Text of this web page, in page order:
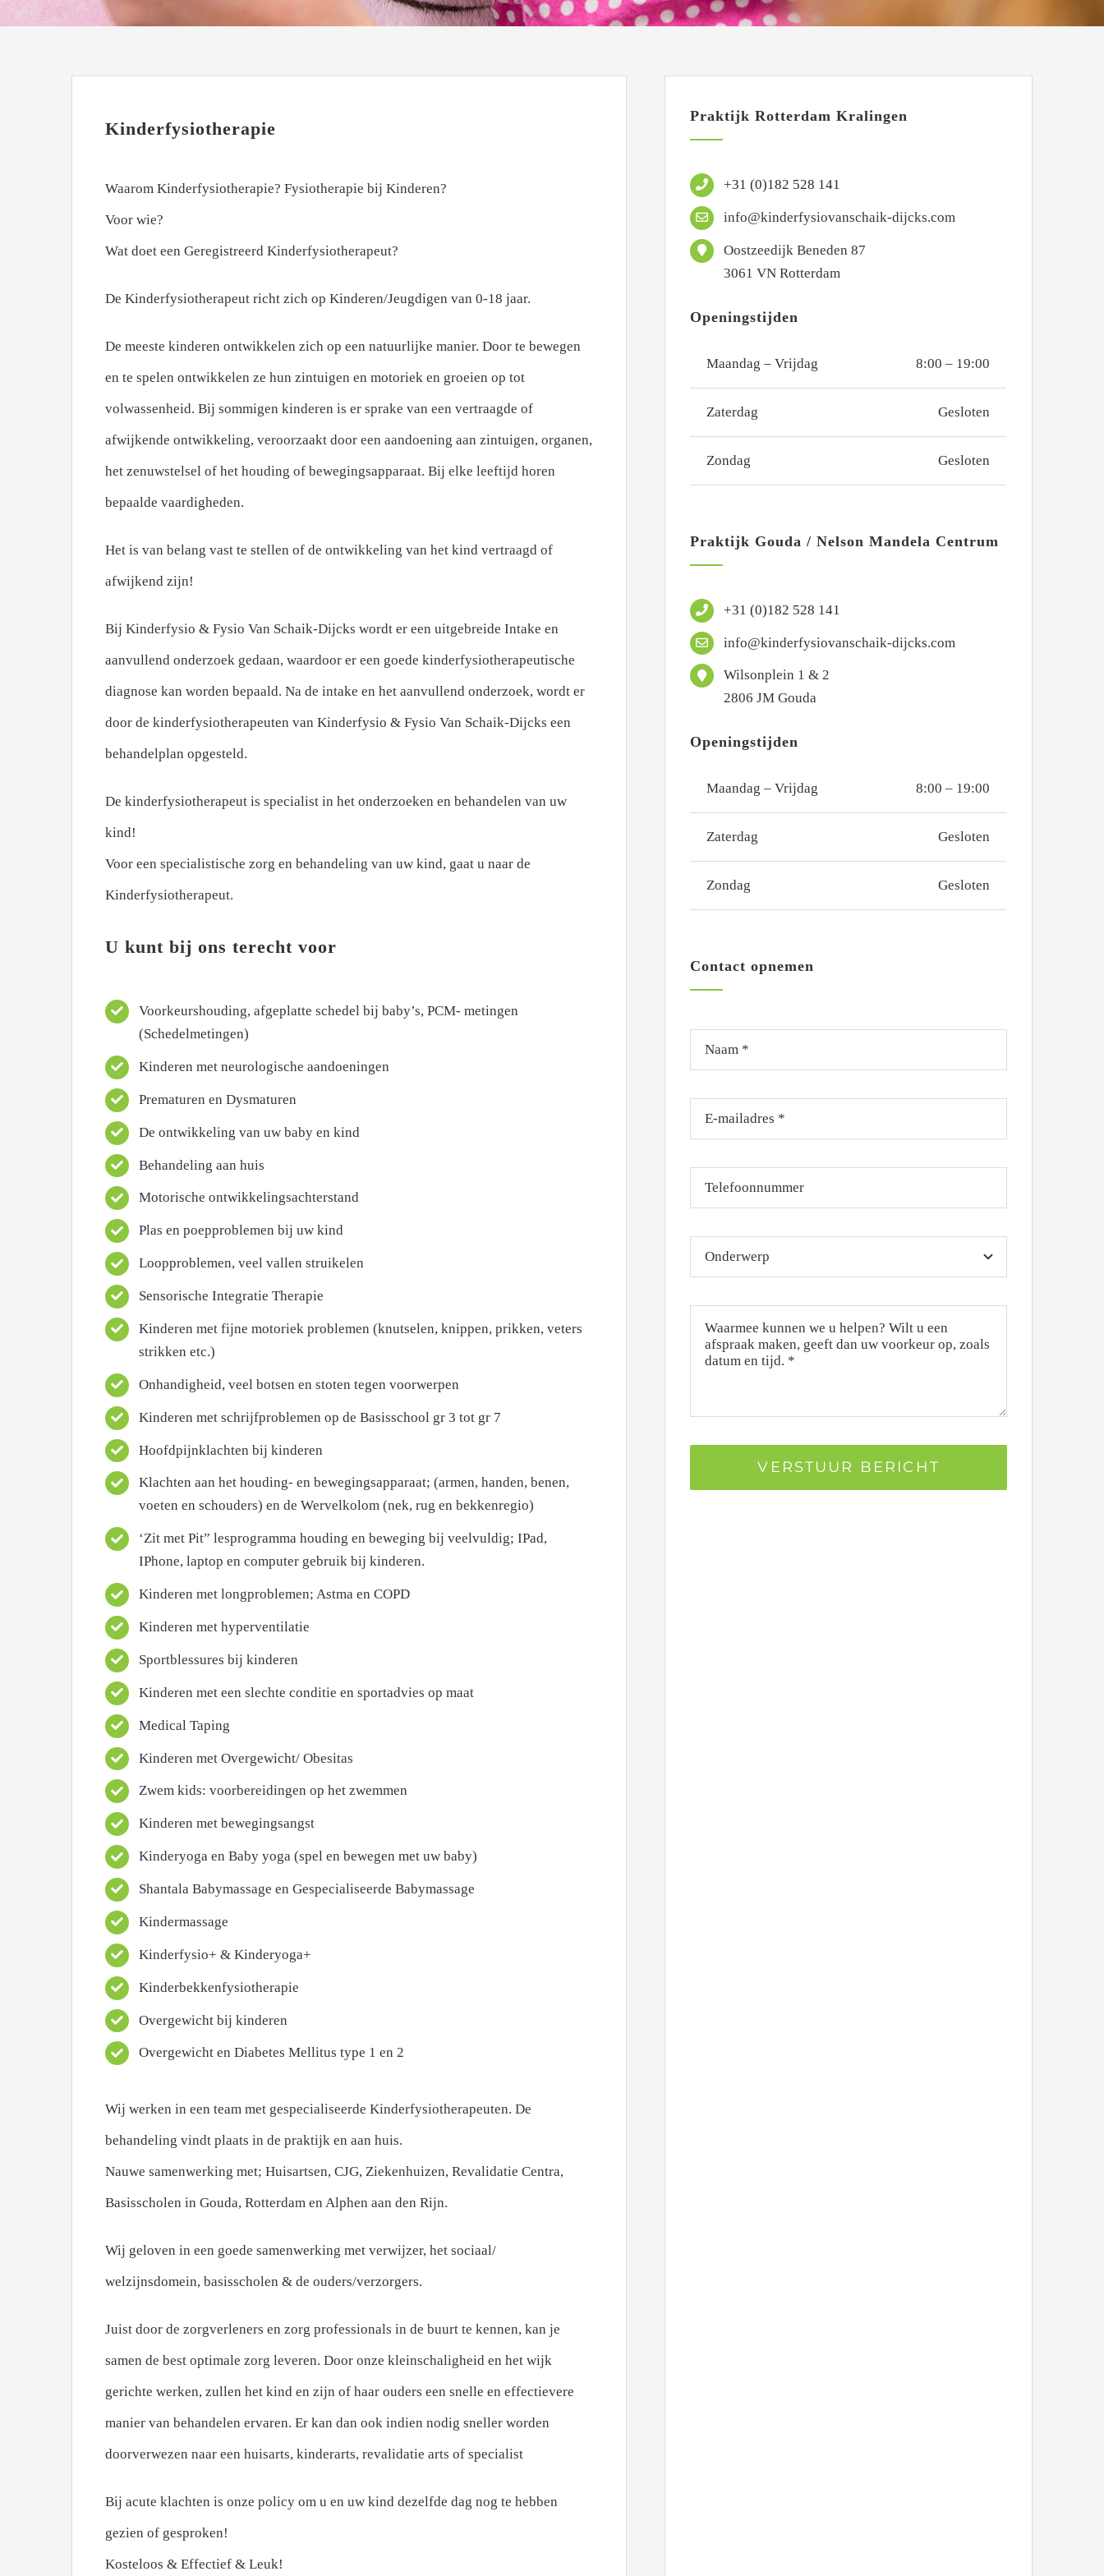
Kinderfysiotherapie
Waarom Kinderfysiotherapie? Fysiotherapie bij Kinderen?
Voor wie?
Wat doet een Geregistreerd Kinderfysiotherapeut?
De Kinderfysiotherapeut richt zich op Kinderen/Jeugdigen van 0-18 jaar.
De meeste kinderen ontwikkelen zich op een natuurlijke manier. Door te bewegen
en te spelen ontwikkelen ze hun zintuigen en motoriek en groeien op tot
volwassenheid. Bij sommigen kinderen is er sprake van een vertraagde of
afwijkende ontwikkeling, veroorzaakt door een aandoening aan zintuigen, organen,
het zenuwstelsel of het houding of bewegingsapparaat. Bij elke leeftijd horen
bepaalde vaardigheden.
Het is van belang vast te stellen of de ontwikkeling van het kind vertraagd of
afwijkend zijn!
Bij Kinderfysio & Fysio Van Schaik-Dijcks wordt er een uitgebreide Intake en
aanvullend onderzoek gedaan, waardoor er een goede kinderfysiotherapeutische
diagnose kan worden bepaald. Na de intake en het aanvullend onderzoek, wordt er
door de kinderfysiotherapeuten van Kinderfysio & Fysio Van Schaik-Dijcks een
behandelplan opgesteld.
De kinderfysiotherapeut is specialist in het onderzoeken en behandelen van uw
kind!
Voor een specialistische zorg en behandeling van uw kind, gaat u naar de
Kinderfysiotherapeut.
U kunt bij ons terecht voor
Voorkeurshouding, afgeplatte schedel bij baby’s, PCM- metingen
(Schedelmetingen)
Kinderen met neurologische aandoeningen
Prematuren en Dysmaturen
De ontwikkeling van uw baby en kind
Behandeling aan huis
Motorische ontwikkelingsachterstand
Plas en poepproblemen bij uw kind
Loopproblemen, veel vallen struikelen
Sensorische Integratie Therapie
Kinderen met fijne motoriek problemen (knutselen, knippen, prikken, veters
strikken etc.)
Onhandigheid, veel botsen en stoten tegen voorwerpen
Kinderen met schrijfproblemen op de Basisschool gr 3 tot gr 7
Hoofdpijnklachten bij kinderen
Klachten aan het houding- en bewegingsapparaat; (armen, handen, benen,
voeten en schouders) en de Wervelkolom (nek, rug en bekkenregio)
‘Zit met Pit” lesprogramma houding en beweging bij veelvuldig; IPad,
IPhone, laptop en computer gebruik bij kinderen.
Kinderen met longproblemen; Astma en COPD
Kinderen met hyperventilatie
Sportblessures bij kinderen
Kinderen met een slechte conditie en sportadvies op maat
Medical Taping
Kinderen met Overgewicht/ Obesitas
Zwem kids: voorbereidingen op het zwemmen
Kinderen met bewegingsangst
Kinderyoga en Baby yoga (spel en bewegen met uw baby)
Shantala Babymassage en Gespecialiseerde Babymassage
Kindermassage
Kinderfysio+ & Kinderyoga+
Kinderbekkenfysiotherapie
Overgewicht bij kinderen
Overgewicht en Diabetes Mellitus type 1 en 2
Wij werken in een team met gespecialiseerde Kinderfysiotherapeuten. De
behandeling vindt plaats in de praktijk en aan huis.
Nauwe samenwerking met; Huisartsen, CJG, Ziekenhuizen, Revalidatie Centra,
Basisscholen in Gouda, Rotterdam en Alphen aan den Rijn.
Wij geloven in een goede samenwerking met verwijzer, het sociaal/
welzijnsdomein, basisscholen & de ouders/verzorgers.
Juist door de zorgverleners en zorg professionals in de buurt te kennen, kan je
samen de best optimale zorg leveren. Door onze kleinschaligheid en het wijk
gerichte werken, zullen het kind en zijn of haar ouders een snelle en effectievere
manier van behandelen ervaren. Er kan dan ook indien nodig sneller worden
doorverwezen naar een huisarts, kinderarts, revalidatie arts of specialist
Bij acute klachten is onze policy om u en uw kind dezelfde dag nog te hebben
gezien of gesproken!
Kosteloos & Effectief & Leuk!
Praktijk Rotterdam Kralingen
+31 (0)182 528 141
info@kinderfysiovanschaik-dijcks.com
Oostzeedijk Beneden 87
3061 VN Rotterdam
Openingstijden
Maandag – Vrijdag 8:00 – 19:00
Zaterdag Gesloten
Zondag Gesloten
Praktijk Gouda / Nelson Mandela Centrum
+31 (0)182 528 141
info@kinderfysiovanschaik-dijcks.com
Wilsonplein 1 & 2
2806 JM Gouda
Openingstijden
Maandag – Vrijdag 8:00 – 19:00
Zaterdag Gesloten
Zondag Gesloten
Contact opnemen
VERSTUUR BERICHT